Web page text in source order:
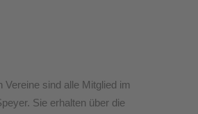
Vereine sind alle Mitglied im
Sie erhalten über die